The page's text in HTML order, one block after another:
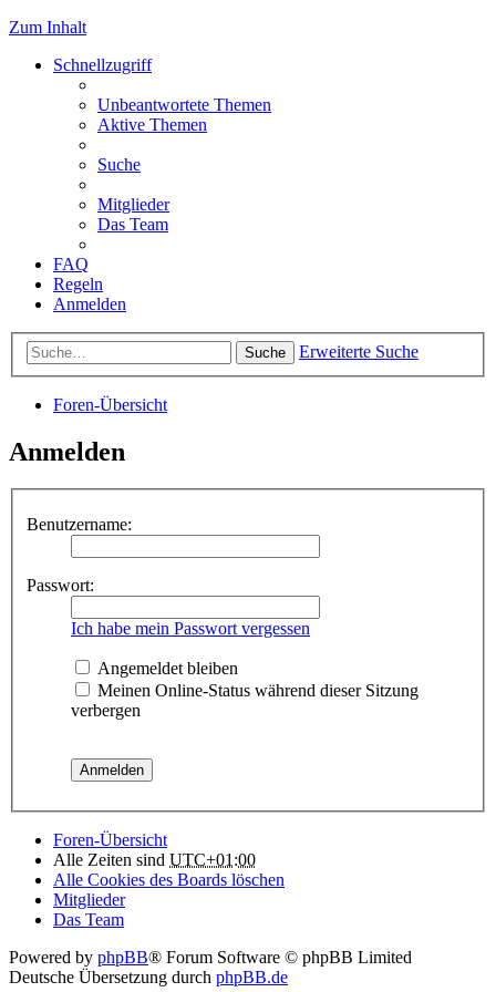
Zum Inhalt
Schnellzugriff
Unbeantwortete Themen
Aktive Themen
Suche
Mitglieder
Das Team
FAQ
Regeln
Anmelden
Suche Erweiterte Suche
Foren-Übersicht
Anmelden
Benutzername:
Passwort:
Ich habe mein Passwort vergessen
Angemeldet bleiben
Meinen Online-Status während dieser Sitzung
verbergen
Foren-Übersicht
Alle Zeiten sind UTC+01:00
Alle Cookies des Boards löschen
Mitglieder
Das Team
Powered by phpBB® Forum Software © phpBB Limited
Deutsche Übersetzung durch phpBB.de